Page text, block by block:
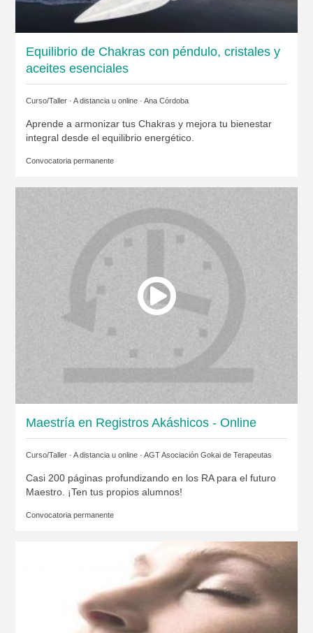
Equilibrio de Chakras con péndulo, cristales y
aceites esenciales
Curso/Taller · A distancia u online · Ana Córdoba
Aprende a armonizar tus Chakras y mejora tu bienestar
integral desde el equilibrio energético.
Convocatoria permanente
Maestría en Registros Akáshicos - Online
Curso/Taller · A distancia u online · AGT Asociación Gokai de Terapeutas
Casi 200 páginas profundizando en los RA para el futuro
Maestro. ¡Ten tus propios alumnos!
Convocatoria permanente